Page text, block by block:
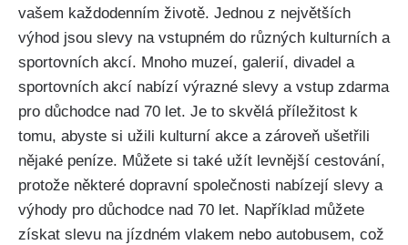
vašem každodenním životě. Jednou z největších
výhod jsou slevy na vstupném do různých kulturních a
sportovních akcí. Mnoho muzeí, galerií, divadel a
sportovních akcí nabízí výrazné slevy a vstup zdarma
pro důchodce nad 70 let. Je to skvělá příležitost k
tomu, abyste si užili kulturní akce a zároveň ušetřili
nějaké peníze. Můžete si také užít levnější cestování,
protože některé dopravní společnosti nabízejí slevy a
výhody pro důchodce nad 70 let. Například můžete
získat slevu na jízdném vlakem nebo autobusem, což